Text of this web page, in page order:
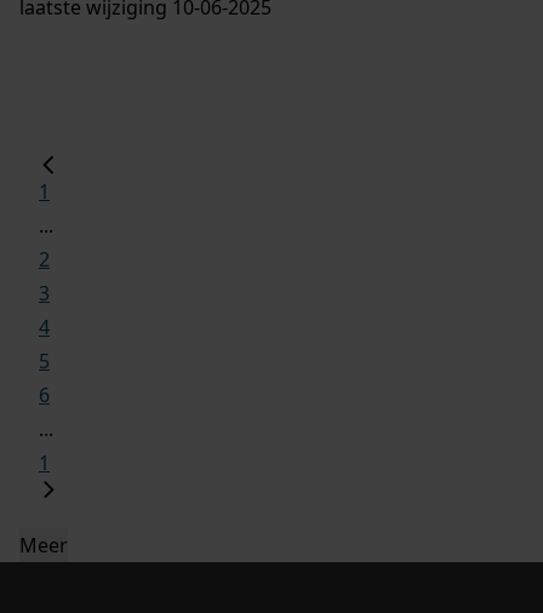
laatste wijziging 10-06-2025
1
...
2
3
4
5
6
...
1
Meer